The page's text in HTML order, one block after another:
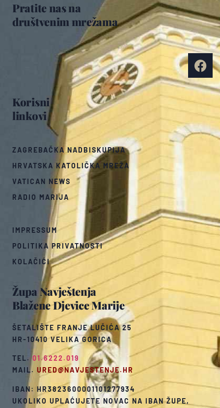
Župa Navještenja
Blažene Djevice Marije
ŠETALIŠTE FRANJE LUČIĆA 25
HR-10410 VELIKA GORICA
TEL.01.6222.019
MAIL. URED@NAVJESTENJE.HR
IBAN: HR3823600001101277934
UKOLIKO UPLAĆUJETE NOVAC NA IBAN ŽUPE,
Korisni
linkovi
ZAGREBAČKA NADBISKUPIJA
HRVATSKA KATOLIČKA MREŽA
VATICAN NEWS
RADIO MARIJA
IMPRESSUM
POLITIKA PRIVATNOSTI
KOLAČIĆI
Pratite nas na
društvenim mrežama